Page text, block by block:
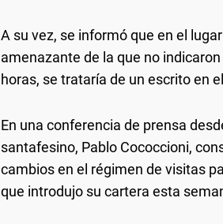
A su vez, se informó que en el
amenazante de la que no
horas, se trataría de un escrito en
En una conferencia de prensa
santafesino, Pablo Cococcioni,
cambios en el régimen de visitas
que introdujo su cartera esta